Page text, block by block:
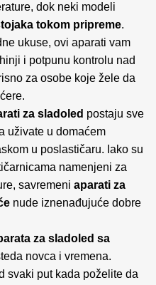
dok neki modeli
tokom pripreme.
ukuse, ovi aparati vam
i potpunu kontrolu nad
za osobe koje žele da
za sladoled postaju sve
uživate u domaćem
u poslastičaru. Iako su
namenjeni za
savremeni aparati za
nude iznenađujuće dobre
za sladoled sa
novca i vremena.
svaki put kada poželite da